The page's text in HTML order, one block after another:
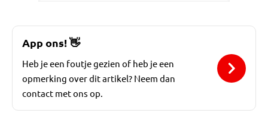
App ons!👋
Heb je een foutje gezien of heb je een
opmerking over dit artikel? Neem dan
contact met ons op.